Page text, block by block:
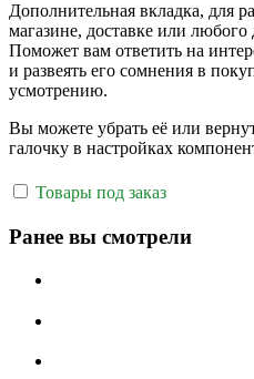
Дополнительная вкладка, для
магазине, доставке или любого
Поможет вам ответить на
и развеять его сомнения в
усмотрению.
Вы можете убрать её или
галочку в настройках
Товары под заказ
Ранее вы смотрели